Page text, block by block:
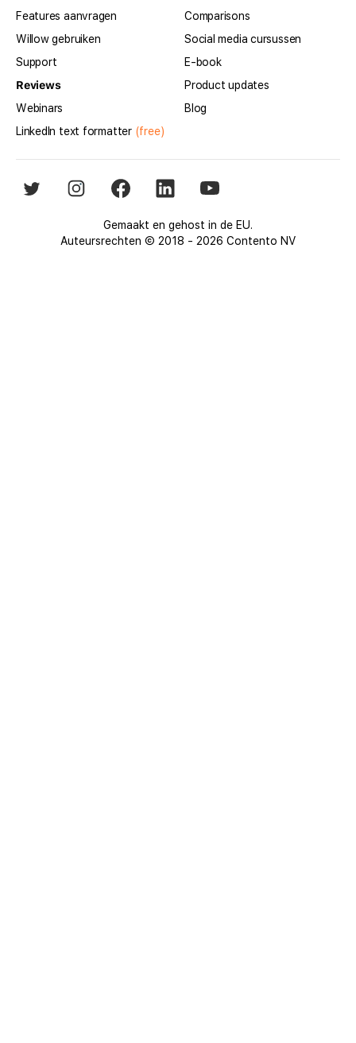
Features aanvragen
Willow gebruiken
Support
Reviews
Webinars
LinkedIn text formatter(free)
Comparisons
Social media cursussen
E-book
Product updates
Blog
Gemaakt en gehost in de EU.
Auteursrechten © 2018 - 2026 Contento NV